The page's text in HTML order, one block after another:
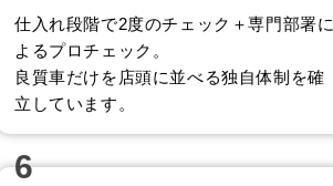
仕入れ段階で2度のチェック＋専門部署に
よるプロチェック。
良質車だけを店頭に並べる独自体制を確
立しています。
6